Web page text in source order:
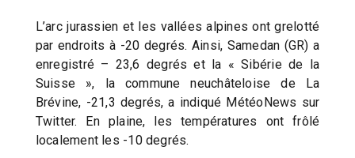
L’arc jurassien et les vallées alpines ont grelotté
par endroits à -20 degrés. Ainsi, Samedan (GR) a
enregistré – 23,6 degrés et la « Sibérie de la
Suisse », la commune neuchâteloise de La
Brévine, -21,3 degrés, a indiqué MétéoNews sur
Twitter. En plaine, les températures ont frôlé
localement les -10 degrés.